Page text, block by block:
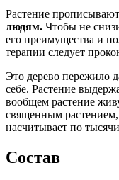
Растение прописывают
людям. Чтобы не
его преимущества и
терапии следует
Это дерево пережило
себе. Растение
вообщем растение
священным
насчитывает по
Состав